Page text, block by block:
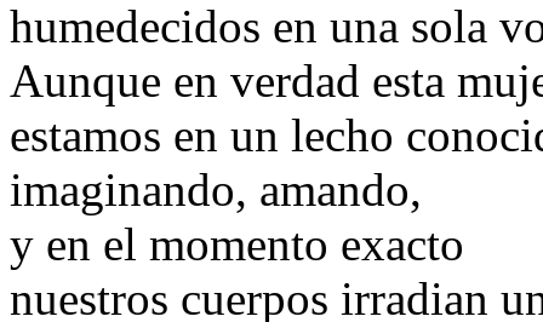
humedecidos en una sola
Aunque en verdad esta
estamos en un lecho
imaginando, amando,
y en el momento exacto
nuestros cuerpos irradian